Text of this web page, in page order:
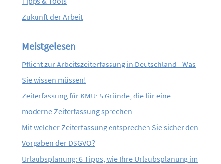
Zukunft der Arbeit
Meistgelesen
Pflicht zur Arbeitszeiterfassung in Deutschland - Was
Sie wissen müssen!
Zeiterfassung für KMU: 5 Gründe, die für eine
moderne Zeiterfassung sprechen
Mit welcher Zeiterfassung entsprechen Sie sicher den
Vorgaben der DSGVO?
Urlaubsplanung: 6 Tipps, wie Ihre Urlaubsplanung im